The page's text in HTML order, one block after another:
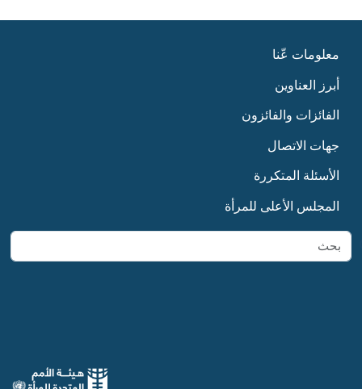
Footer first
معلومات عّنا
أبرز العناوين
الفائزات والفائزون
Footer Second
جهات الاتصال
الأسئلة المتكررة
المجلس الأعلى للمرأة
بحث